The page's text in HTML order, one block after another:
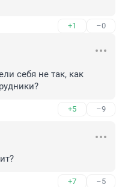
+1 –0
себя не так, как
+5 –9
+7 –5